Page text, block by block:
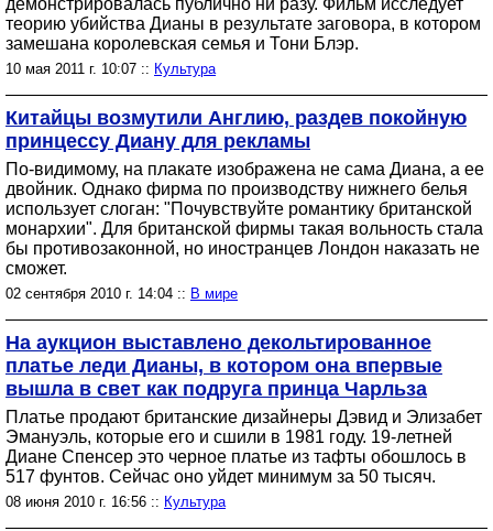
демонстрировалась публично ни разу. Фильм исследует
теорию убийства Дианы в результате заговора, в котором
замешана королевская семья и Тони Блэр.
10 мая 2011 г. 10:07 :: Культура
Китайцы возмутили Англию, раздев покойную
принцессу Диану для рекламы
По-видимому, на плакате изображена не сама Диана, а ее
двойник. Однако фирма по производству нижнего белья
использует слоган: "Почувствуйте романтику британской
монархии". Для британской фирмы такая вольность стала
бы противозаконной, но иностранцев Лондон наказать не
сможет.
02 сентября 2010 г. 14:04 :: В мире
На аукцион выставлено декольтированное
платье леди Дианы, в котором она впервые
вышла в свет как подруга принца Чарльза
Платье продают британские дизайнеры Дэвид и Элизабет
Эмануэль, которые его и сшили в 1981 году. 19-летней
Диане Спенсер это черное платье из тафты обошлось в
517 фунтов. Сейчас оно уйдет минимум за 50 тысяч.
08 июня 2010 г. 16:56 :: Культура